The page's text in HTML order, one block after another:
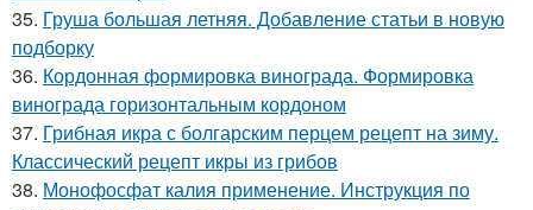
35. Груша большая летняя. Добавление статьи в новую
подборку
36. Кордонная формировка винограда. Формировка
винограда горизонтальным кордоном
37. Грибная икра с болгарским перцем рецепт на зиму.
Классический рецепт икры из грибов
38. Монофосфат калия применение. Инструкция по